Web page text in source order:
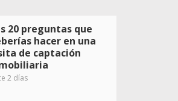
20 preguntas que
hacer en una
de captación
2 días